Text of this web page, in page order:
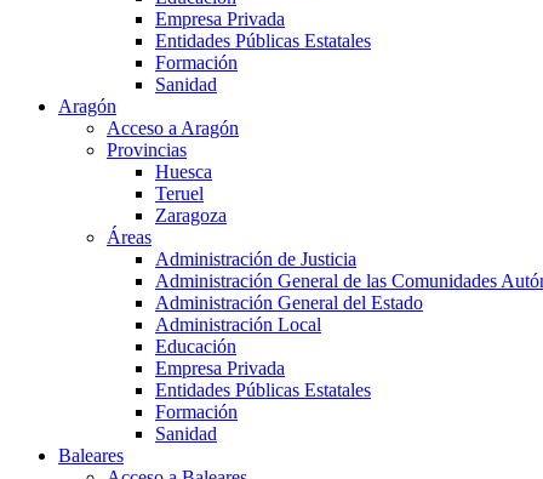
Empresa Privada
Entidades Públicas Estatales
Formación
Sanidad
Aragón
Acceso a Aragón
Provincias
Huesca
Teruel
Zaragoza
Áreas
Administración de Justicia
Administración General de las Comunidades
Administración General del Estado
Administración Local
Educación
Empresa Privada
Entidades Públicas Estatales
Formación
Sanidad
Baleares